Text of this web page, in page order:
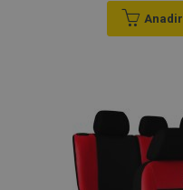
Anadir